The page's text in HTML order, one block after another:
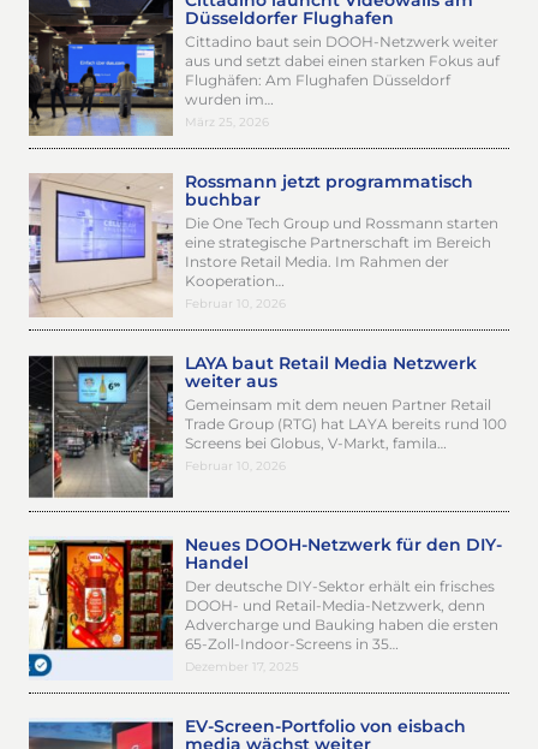
Düsseldorfer Flughafen
Cittadino baut sein DOOH-Netzwerk weiter
aus und setzt dabei einen starken Fokus auf
Flughäfen: Am Flughafen Düsseldorf
wurden im…
März 25, 2026
Rossmann jetzt programmatisch
buchbar
Die One Tech Group und Rossmann starten
eine strategische Partnerschaft im Bereich
Instore Retail Media. Im Rahmen der
Kooperation…
Februar 10, 2026
LAYA baut Retail Media Netzwerk
weiter aus
Gemeinsam mit dem neuen Partner Retail
Trade Group (RTG) hat LAYA bereits rund 100
Screens bei Globus, V-Markt, famila…
Februar 10, 2026
Neues DOOH-Netzwerk für den DIY-
Handel
Der deutsche DIY-Sektor erhält ein frisches
DOOH- und Retail-Media-Netzwerk, denn
Advercharge und Bauking haben die ersten
65-Zoll-Indoor-Screens in 35…
Dezember 17, 2025
EV-Screen-Portfolio von eisbach
media wächst weiter